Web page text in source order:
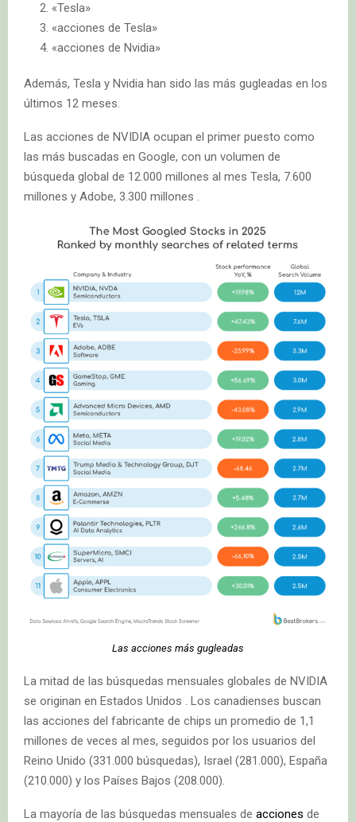
«Tesla»
«acciones de Tesla»
«acciones de Nvidia»
Además, Tesla y Nvidia han sido las más gugleadas en los
últimos 12 meses.
Las acciones de NVIDIA ocupan el primer puesto como
las más buscadas en Google, con un volumen de
búsqueda global de 12.000 millones al mes Tesla, 7.600
millones y Adobe, 3.300 millones .
Las acciones más gugleadas
La mitad de las búsquedas mensuales globales de NVIDIA
se originan en Estados Unidos . Los canadienses buscan
las acciones del fabricante de chips un promedio de 1,1
millones de veces al mes, seguidos por los usuarios del
Reino Unido (331.000 búsquedas), Israel (281.000), España
(210.000) y los Países Bajos (208.000).
La mayoría de las búsquedas mensuales de acciones de